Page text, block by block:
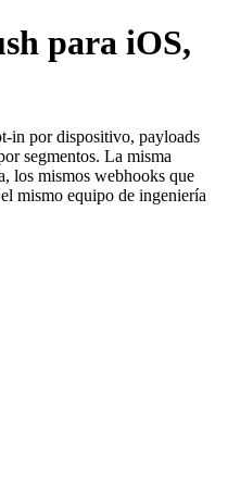
para iOS,
in por dispositivo, payloads
segmentos. La misma
los mismos webhooks que
mismo equipo de ingeniería